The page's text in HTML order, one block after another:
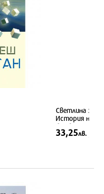
Светлина за
История на
борба на КНР
33,25лв.